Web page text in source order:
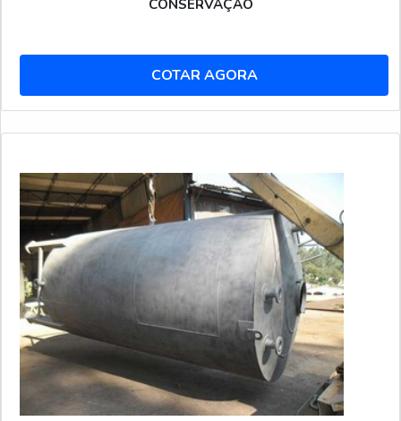
CONSERVAÇÃO
COTAR AGORA